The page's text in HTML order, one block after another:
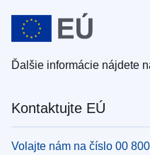
Ďalšie informácie nájdete
Kontaktujte EÚ
Volajte nám na číslo 00